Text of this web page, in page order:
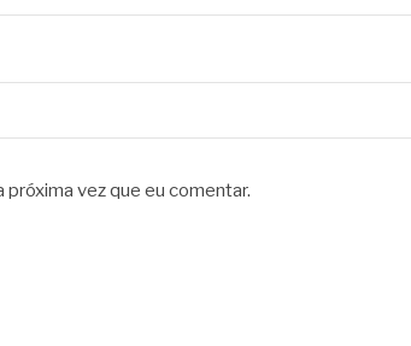
vez que eu comentar.